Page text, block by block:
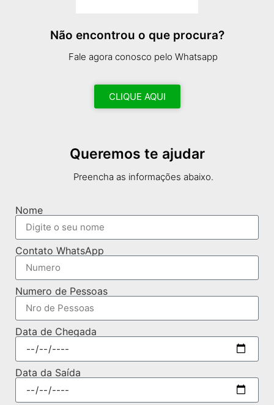
Não encontrou o que procura?
Fale agora conosco pelo Whatsapp
CLIQUE AQUI
Queremos te ajudar
Preencha as informações abaixo.
Nome
Contato WhatsApp
Numero de Pessoas
Data de Chegada
Data da Saída